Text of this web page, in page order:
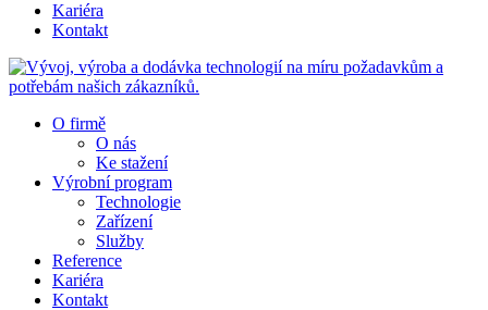
Kariéra
Kontakt
O firmě
O nás
Ke stažení
Výrobní program
Technologie
Zařízení
Služby
Reference
Kariéra
Kontakt